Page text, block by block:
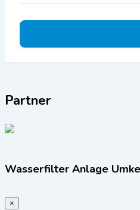
Partner
Wasserfilter Anlage
×